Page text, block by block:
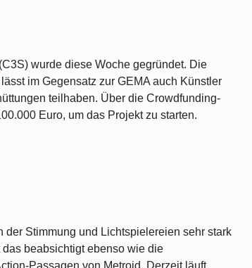
(C3S) wurde diese Woche gegründet. Die
im Gegensatz zur GEMA auch Künstler
teilhaben. Über die Crowdfunding-
Euro, um das Projekt zu starten.
Stimmung und Lichtspielereien sehr stark
beabsichtigt ebenso wie die
Passagen von Metroid. Derzeit läuft